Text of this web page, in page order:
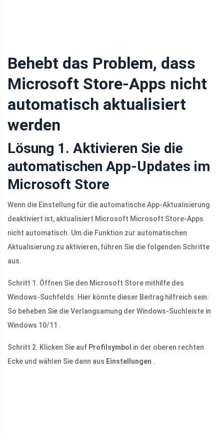
Behebt das Problem, dass
Microsoft Store-Apps nicht
automatisch aktualisiert
werden
Lösung 1. Aktivieren Sie die
automatischen App-Updates im
Microsoft Store
Wenn die Einstellung für die automatische App-Aktualisierung
deaktiviert ist, aktualisiert Microsoft Microsoft Store-Apps
nicht automatisch. Um die Funktion zur automatischen
Aktualisierung zu aktivieren, führen Sie die folgenden Schritte
aus.
Schritt 1. Öffnen Sie den Microsoft Store mithilfe des
Windows-Suchfelds. Hier könnte dieser Beitrag hilfreich sein:
So beheben Sie die Verlangsamung der Windows-Suchleiste in
Windows 10/11 .
Schritt 2. Klicken Sie auf Profilsymbol in der oberen rechten
Ecke und wählen Sie dann aus Einstellungen .